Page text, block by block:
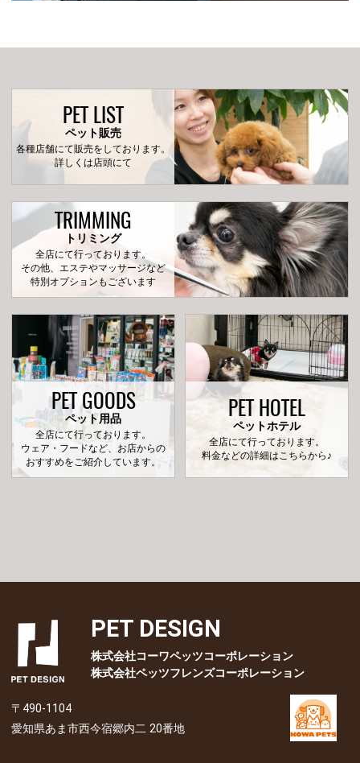
PET LIST
ペット販売
各種店舗にて販売をしております。
詳しくは店頭にて
TRIMMING
トリミング
全店にて行っております。
その他、エステやマッサージなど
特別オプションもございます
PET GOODS
ペット用品
全店にて行っております。
ウェア・フードなど、お店からの
おすすめをご紹介しています。
PET HOTEL
ペットホテル
全店にて行っております。
料金などの詳細はこちらから♪
PET DESIGN
株式会社コーワペッツコーポレーション
株式会社ペッツフレンズコーポレーション
〒490-1104
愛知県あま市西今宿郷内二 20番地